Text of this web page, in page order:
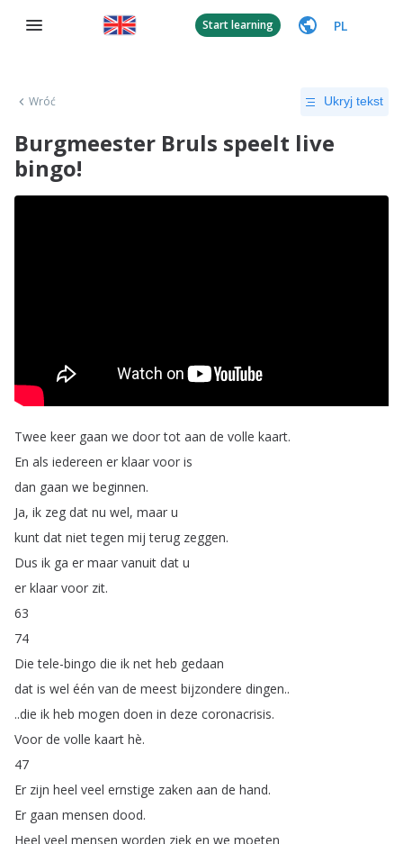
Start learning PL
Wróć Ukryj tekst
Burgmeester Bruls speelt live
bingo!
Twee keer gaan we door tot aan de volle kaart.
En als iedereen er klaar voor is
dan gaan we beginnen.
Ja, ik zeg dat nu wel, maar u
kunt dat niet tegen mij terug zeggen.
Dus ik ga er maar vanuit dat u
er klaar voor zit.
63
74
Die tele-bingo die ik net heb gedaan
dat is wel één van de meest bijzondere dingen..
..die ik heb mogen doen in deze coronacrisis.
Voor de volle kaart hè.
47
Er zijn heel veel ernstige zaken aan de hand.
Er gaan mensen dood.
Heel veel mensen worden ziek en we moeten